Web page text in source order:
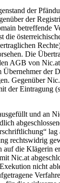
der
der
betreffende
Die
AGB von
der
Gegenüber
der Eintragung
und an
lag
rechtswidrig
auf die Klägerin
Nic.at
nicht